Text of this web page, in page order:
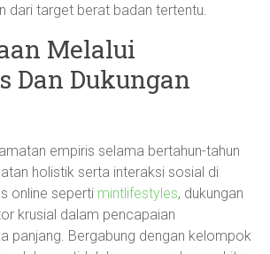
dari target berat badan tertentu.
Melalui
Dan Dukungan
empiris selama bertahun-tahun
holistik serta interaksi sosial di
online seperti mintlifestyles, dukungan
krusial dalam pencapaian
panjang. Bergabung dengan kelompok